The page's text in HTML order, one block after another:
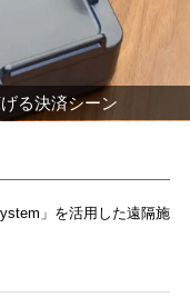
る決済シーン
」を活用した遠隔施